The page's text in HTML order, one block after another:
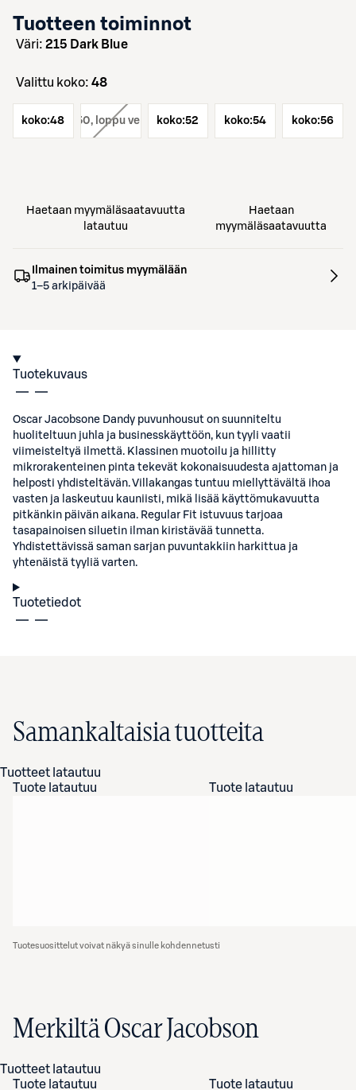
Tuotteen toiminnot
väri: 215 Dark Blue
Valittu koko: 48
koko:48
koko: 50, loppu verkostakoko:52 koko:54 koko:56
Haetaan myymäläsaatavuutta
latautuu
Haetaan
myymäläsaatavuutta
Ilmainen toimitus myymälään
1–5 arkipäivää
Tuotekuvaus
Oscar Jacobsone Dandy puvunhousut on suunniteltu
huoliteltuun juhla ja businesskäyttöön, kun tyyli vaatii
viimeisteltyä ilmettä. Klassinen muotoilu ja hillitty
mikrorakenteinen pinta tekevät kokonaisuudesta ajattoman ja
helposti yhdisteltävän. Villakangas tuntuu miellyttävältä ihoa
vasten ja laskeutuu kauniisti, mikä lisää käyttömukavuutta
pitkänkin päivän aikana. Regular Fit istuvuus tarjoaa
tasapainoisen siluetin ilman kiristävää tunnetta.
Yhdistettävissä saman sarjan puvuntakkiin harkittua ja
yhtenäistä tyyliä varten.
Tuotetiedot
Samankaltaisia tuotteita
Tuotteet latautuu
Tuote latautuu
Tuote latautuu
Tuotesuosittelut voivat näkyä sinulle kohdennetusti
Merkiltä Oscar Jacobson
Tuotteet latautuu
Tuote latautuu
Tuote latautuu